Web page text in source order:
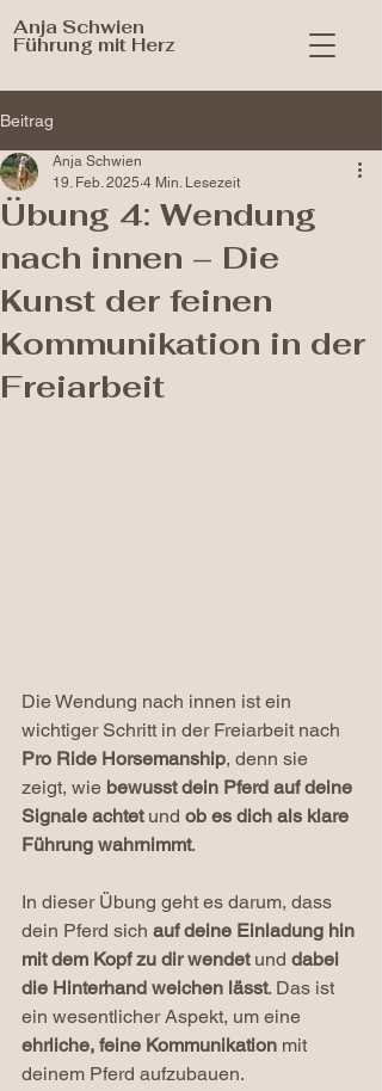
Anja Schwien
Führung mit Herz
Beitrag
Übung 4: Wendung
nach innen – Die
Kunst der feinen
Kommunikation in der
Freiarbeit
Anja Schwien
19. Feb. 2025 4 Min. Lesezeit
Die Wendung nach innen ist ein
wichtiger Schritt in der Freiarbeit nach
Pro Ride Horsemanship, denn sie
zeigt, wie bewusst dein Pferd auf deine
Signale achtet und ob es dich als klare
Führung wahrnimmt.
In dieser Übung geht es darum, dass
dein Pferd sich auf deine Einladung hin
mit dem Kopf zu dir wendet und dabei
die Hinterhand weichen lässt. Das ist
ein wesentlicher Aspekt, um eine
ehrliche, feine Kommunikation mit
deinem Pferd aufzubauen.